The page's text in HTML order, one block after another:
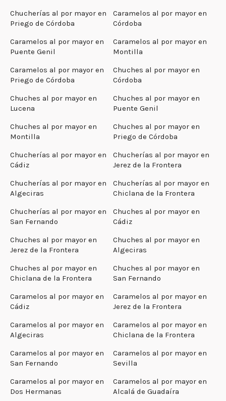
Chucherías al por mayor en
Priego de Córdoba
Caramelos al por mayor en
Córdoba
Caramelos al por mayor en
Puente Genil
Caramelos al por mayor en
Montilla
Caramelos al por mayor en
Priego de Córdoba
Chuches al por mayor en
Córdoba
Chuches al por mayor en
Lucena
Chuches al por mayor en
Puente Genil
Chuches al por mayor en
Montilla
Chuches al por mayor en
Priego de Córdoba
Chucherías al por mayor en
Cádiz
Chucherías al por mayor en
Jerez de la Frontera
Chucherías al por mayor en
Algeciras
Chucherías al por mayor en
Chiclana de la Frontera
Chucherías al por mayor en
San Fernando
Chuches al por mayor en
Cádiz
Chuches al por mayor en
Jerez de la Frontera
Chuches al por mayor en
Algeciras
Chuches al por mayor en
Chiclana de la Frontera
Chuches al por mayor en
San Fernando
Caramelos al por mayor en
Cádiz
Caramelos al por mayor en
Jerez de la Frontera
Caramelos al por mayor en
Algeciras
Caramelos al por mayor en
Chiclana de la Frontera
Caramelos al por mayor en
San Fernando
Caramelos al por mayor en
Sevilla
Caramelos al por mayor en
Dos Hermanas
Caramelos al por mayor en
Alcalá de Guadaíra